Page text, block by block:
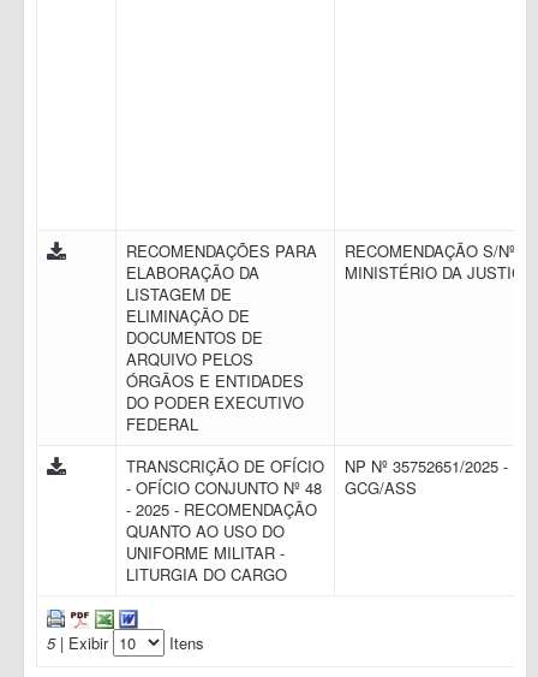
RECOMENDAÇÕES PARA
ELABORAÇÃO DA
LISTAGEM DE
ELIMINAÇÃO DE
DOCUMENTOS DE
ARQUIVO PELOS
ÓRGÃOS E ENTIDADES
DO PODER EXECUTIVO
FEDERAL
RECOMENDAÇÃO S/Nº -
MINISTÉRIO DA JUSTIÇA
TRANSCRIÇÃO DE OFÍCIO
- OFÍCIO CONJUNTO Nº 48
- 2025 - RECOMENDAÇÃO
QUANTO AO USO DO
UNIFORME MILITAR -
LITURGIA DO CARGO
NP Nº 35752651/2025 -
GCG/ASS
5| Exibir Itens